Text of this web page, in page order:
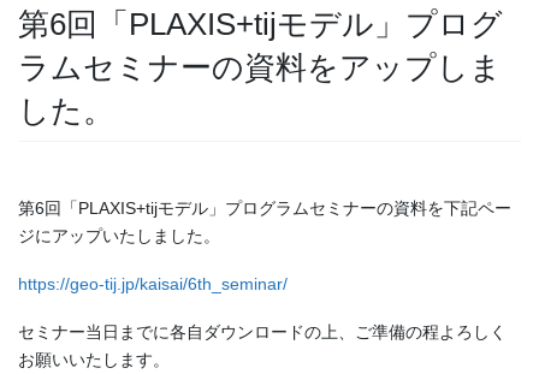
第6回「PLAXIS+tijモデル」プログ
ラムセミナーの資料をアップしま
した。
第6回「PLAXIS+tijモデル」プログラムセミナーの資料を下記ペー
ジにアップいたしました。
https://geo-tij.jp/kaisai/6th_seminar/
セミナー当日までに各自ダウンロードの上、ご準備の程よろしく
お願いいたします。